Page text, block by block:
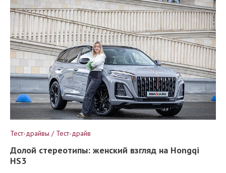
Тест-драйвы / Тест-драйв
Долой стереотипы: женский взгляд на Hongqi
HS3